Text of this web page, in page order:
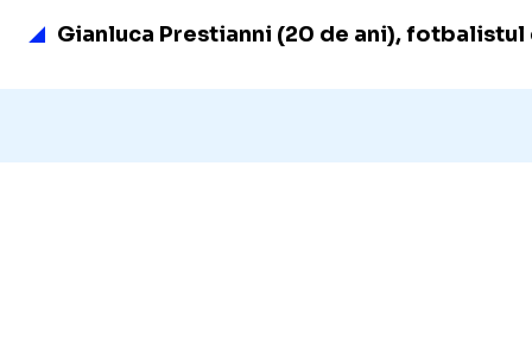
Gianluca Prestianni (20 de ani),